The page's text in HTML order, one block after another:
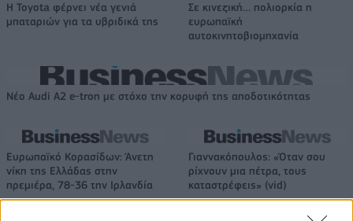
Η Toyota φέρνει νέα γενιά
μπαταριών για τα υβριδικά της
Σε κινεζική… πολιορκία η
ευρωπαϊκή
αυτοκινητοβιομηχανία
Νέο Audi A2 e-tron με στόχο την κορυφή της αποδοτικότητας
Ευρωπαϊκό Κορασίδων: Άνετη
νίκη της Ελλάδας στην
πρεμιέρα, 78-36 την Ιρλανδία
Γιαννακόπουλος: «Όταν σου
ρίχνουν μια πέτρα, τους
καταστρέφεις» (vid)